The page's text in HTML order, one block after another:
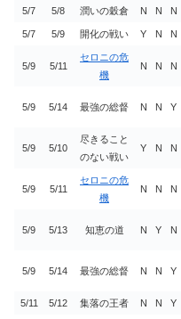
5/7 5/8 潤いの穀倉 N N N
5/7 5/9 開化の戦い Y N N
5/9 5/11
セロニの危
機
N N N
5/9 5/14 最強の総督 N N Y
5/9 5/10
尽きること
のない戦い
Y N N
5/9 5/11
セロニの危
機
N N N
5/9 5/13 知恵の道 N Y N
5/9 5/14 最強の総督 N N Y
5/11 5/12 集落の王者 N N Y